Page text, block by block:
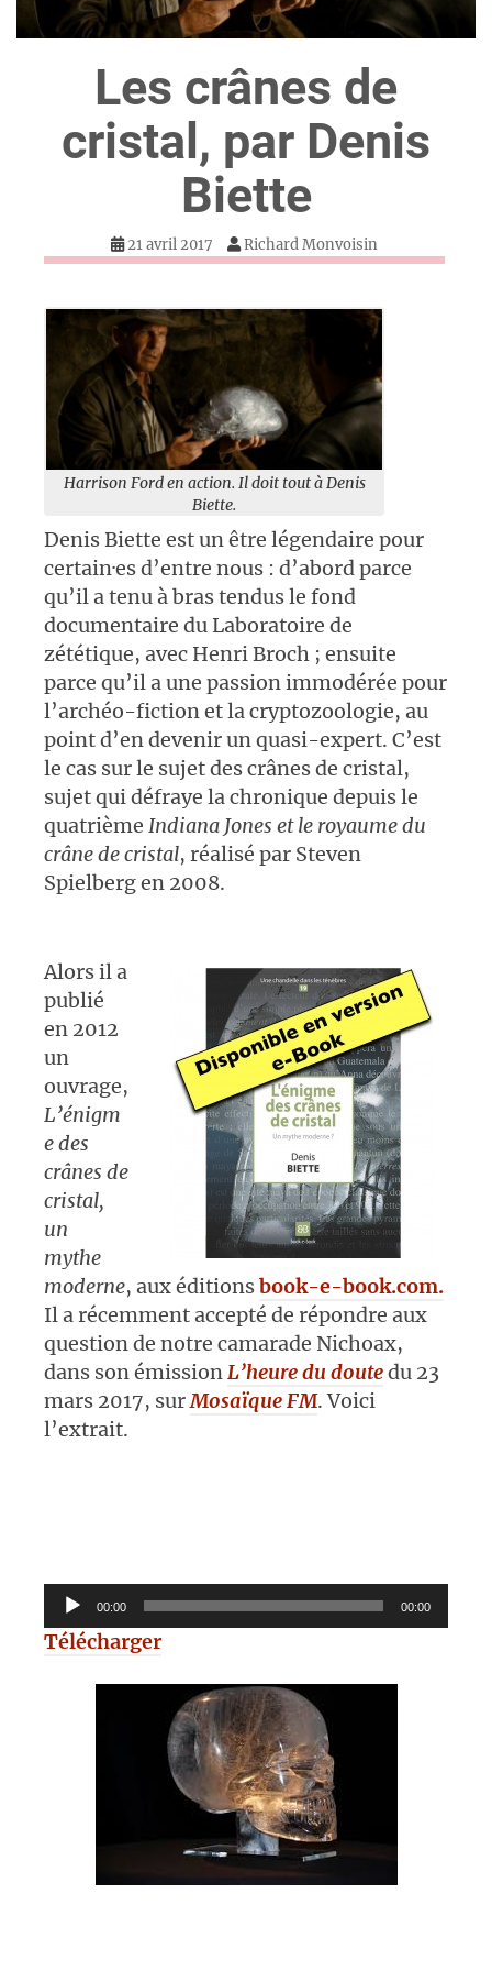
Les crânes de
cristal, par Denis
Biette
21 avril 2017 Richard Monvoisin
Harrison Ford en action. Il doit tout à Denis
Biette.
Denis Biette est un être légendaire pour
certain·es d’entre nous : d’abord parce
qu’il a tenu à bras tendus le fond
documentaire du Laboratoire de
zététique, avec Henri Broch ; ensuite
parce qu’il a une passion immodérée pour
l’archéo-fiction et la cryptozoologie, au
point d’en devenir un quasi-expert. C’est
le cas sur le sujet des crânes de cristal,
sujet qui défraye la chronique depuis le
quatrième Indiana Jones et le royaume du
crâne de cristal, réalisé par Steven
Spielberg en 2008.
Alors il a
publié
en 2012
un
ouvrage,
L’énigm
e des
crânes de
cristal,
un
mythe
moderne, aux éditionsbook-e-book.com.
Il a récemment accepté de répondre aux
question de notre camarade Nichoax,
dans son émissionL’heure du doutedu 23
mars 2017, surMosaïque FM. Voici
l’extrait.
Lecteur
audio
00:00 00:00
Télécharger